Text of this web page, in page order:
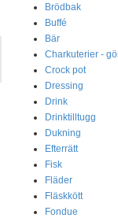
Brödbak
Buffé
Bär
Charkuterier -
Crock pot
Dressing
Drink
Drinktilltugg
Dukning
Efterrätt
Fisk
Fläder
Fläskkött
Fondue